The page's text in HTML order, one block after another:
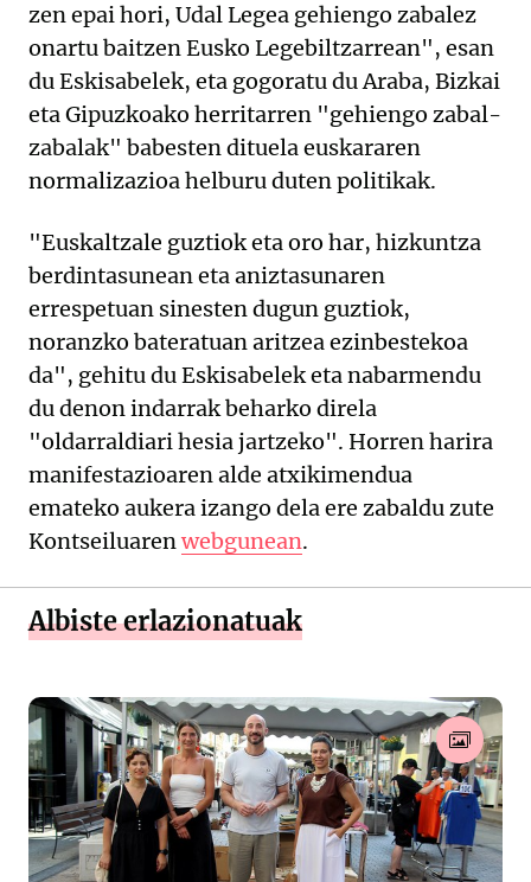
zen epai hori, Udal Legea gehiengo zabalez
onartu baitzen Eusko Legebiltzarrean", esan
du Eskisabelek, eta gogoratu du Araba, Bizkai
eta Gipuzkoako herritarren "gehiengo zabal-
zabalak" babesten dituela euskararen
normalizazioa helburu duten politikak.
"Euskaltzale guztiok eta oro har, hizkuntza
berdintasunean eta aniztasunaren
errespetuan sinesten dugun guztiok,
noranzko bateratuan aritzea ezinbestekoa
da", gehitu du Eskisabelek eta nabarmendu
du denon indarrak beharko direla
"oldarraldiari hesia jartzeko". Horren harira
manifestazioaren alde atxikimendua
emateko aukera izango dela ere zabaldu zute
Kontseiluarenwebgunean.
Albiste erlazionatuak